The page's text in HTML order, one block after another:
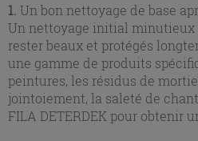
1. Un bon nettoyage de base
Un nettoyage initial minutieux
rester beaux et protégés
une gamme de produits
peintures, les résidus de
jointoiement, la saleté de
FILA DETERDEK pour obtenir